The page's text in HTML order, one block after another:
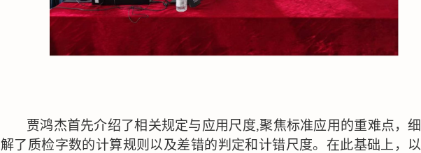
贾鸿杰首先介绍了相关规定与应用尺度,聚焦标准应用的重难点，
解了质检字数的计算规则以及差错的判定和计错尺度。在此基础上，